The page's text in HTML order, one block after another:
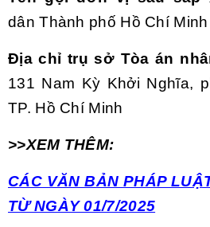
dân Thành phố Hồ Chí Minh
Địa chỉ trụ sở Tòa án
131 Nam Kỳ Khởi Nghĩa,
TP. Hồ Chí Minh
>>XEM THÊM:
CÁC VĂN BẢN PHÁP
TỪ NGÀY 01/7/2025